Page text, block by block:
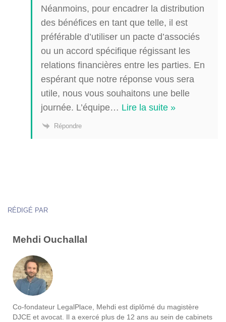
Néanmoins, pour encadrer la distribution
des bénéfices en tant que telle, il est
préférable d’utiliser un pacte d’associés
ou un accord spécifique régissant les
relations financières entre les parties. En
espérant que notre réponse vous sera
utile, nous vous souhaitons une belle
journée. L’équipe… Lire la suite »
Répondre
RÉDIGÉ PAR
Mehdi Ouchallal
Co-fondateur LegalPlace, Mehdi est diplômé du magistère
DJCE et avocat. Il a exercé plus de 12 ans au sein de cabinets